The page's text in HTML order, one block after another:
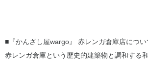
■『かんざし屋wargo』 赤レンガ倉庫店につい
赤レンガ倉庫という歴史的建築物と調和する